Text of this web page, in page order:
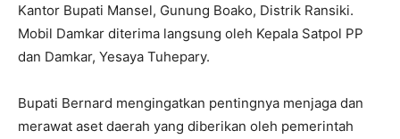
Kantor Bupati Mansel, Gunung Boako, Distrik Ransiki.
Mobil Damkar diterima langsung oleh Kepala Satpol PP
dan Damkar, Yesaya Tuhepary.
Bupati Bernard mengingatkan pentingnya menjaga dan
merawat aset daerah yang diberikan oleh pemerintah